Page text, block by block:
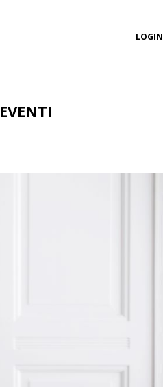
LOGIN
EVENTI